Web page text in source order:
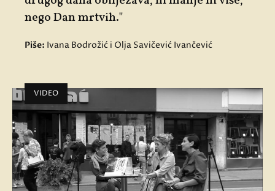
nego Dan mrtvih."
Piše: Ivana Bodrožić i Olja Savičević Ivančević
VIDEO